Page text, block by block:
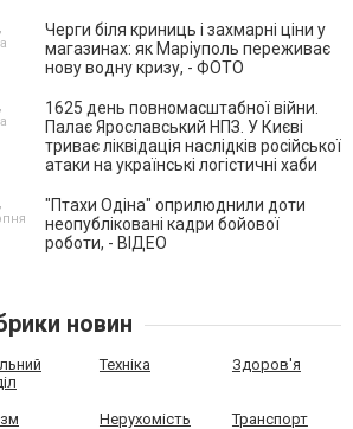
Черги біля криниць і захмарні ціни у
магазинах: як Маріуполь переживає
нову водну кризу, - ФОТО
1625 день повномасштабної війни.
Палає Ярославський НПЗ. У Києві
триває ліквідація наслідків російської
атаки на українські логістичні хаби
"Птахи Одіна" оприлюднили доти
неопубліковані кадри бойової
роботи, - ВІДЕО
новин
Техніка Здоров'я
Нерухомість Транспорт